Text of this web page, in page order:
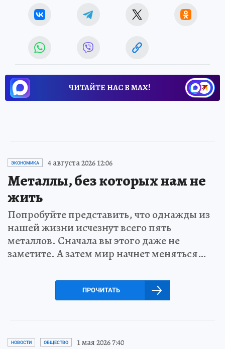
ЧИТАЙТЕ НАС В МАХ!
ЭКОНОМИКА 4 августа 2026 12:06
Металлы, без которых нам не
жить
Попробуйте представить, что однажды из
нашей жизни исчезнут всего пять
металлов. Сначала вы этого даже не
заметите. А затем мир начнет меняться…
ПРОЧИТАТЬ
НОВОСТИ ОБЩЕСТВО 1 мая 2026 7:40